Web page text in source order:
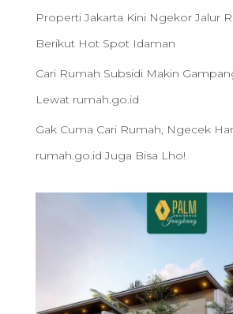
Properti Jakarta Kini Ngekor Jalur
Berikut Hot Spot Idaman
Cari Rumah Subsidi Makin
Lewat rumah.go.id
Gak Cuma Cari Rumah, Ngecek
rumah.go.id Juga Bisa Lho!